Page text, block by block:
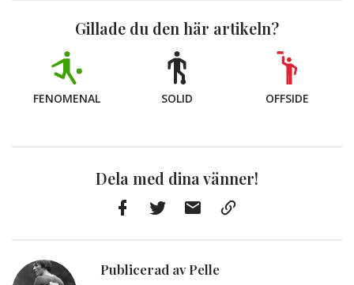
Gillade du den här artikeln?
FENOMENAL SOLID OFFSIDE
Dela med dina vänner!
Publicerad av Pelle